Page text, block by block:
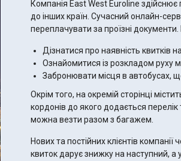
Компанія East West Euroline здійснює
до інших країн. Сучасний онлайн-
переплачувати за проїзні
Дізнатися про наявність квитків
Ознайомитися із розкладом руху
Забронювати місця в автобусах,
Окрім того, на окремій сторінці
кордонів до якого додається перелік
можна везти разом з багажем.
Нових та постійних клієнтів
квиток дарує знижку на наступний,